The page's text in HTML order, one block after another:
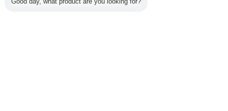
Vitesse de ressort 7 r/min Appareil d'essai de ressort